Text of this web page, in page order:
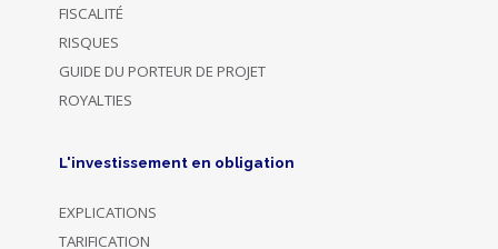
FISCALITÉ
RISQUES
GUIDE DU PORTEUR DE PROJET
ROYALTIES
L'investissement en obligation
EXPLICATIONS
TARIFICATION